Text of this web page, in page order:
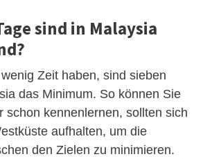
sind in Malaysia
Zeit haben, sind sieben
das Minimum. So können Sie
schon kennenlernen, sollten sich
aufhalten, um die
den Zielen zu minimieren.